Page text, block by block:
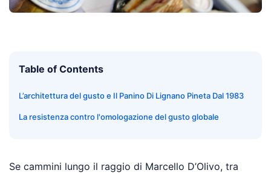
Table of Contents
L’architettura del gusto e Il Panino Di Lignano Pineta Dal 1983
La resistenza contro l'omologazione del gusto globale
Se cammini lungo il raggio di Marcello D’Olivo, tra